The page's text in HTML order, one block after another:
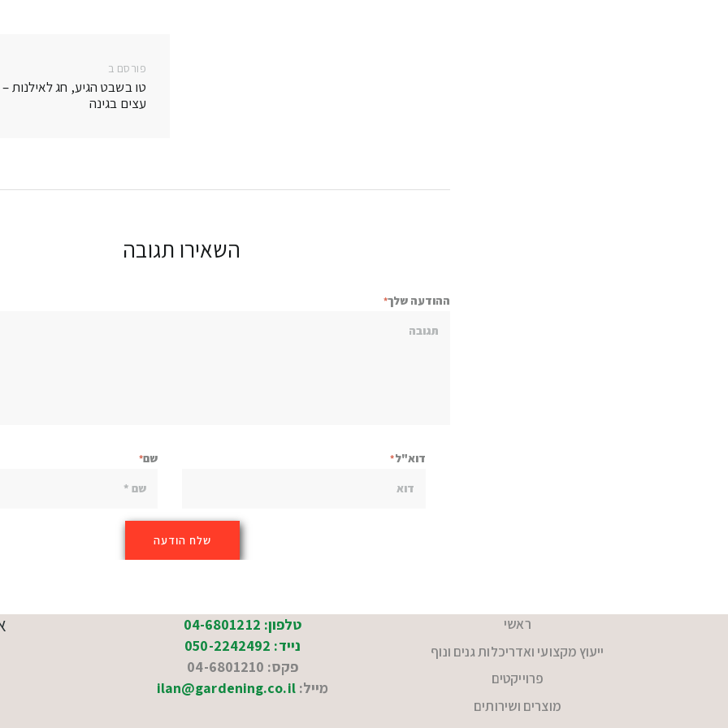
פורסם ב
בפוסט:
טו בשבט הגיע, חג לאילנות
עצים בגינה
השאירו תגובה
ההודעה שלך
שם דוא"ל
ראשי
ייעוץ מקצועי ואדריכלות גנים ונוף
פרוייקטים
מוצרים ושירותים
טלפון: 04-6801212
נייד: 050-2242492
פקס: 04-6801210
מייל:ilan@gardening.co.il